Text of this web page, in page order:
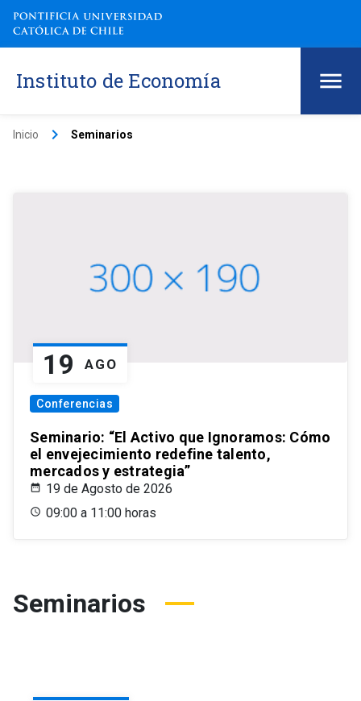
Instituto de Economía
Inicio keyboard_arrow_right Seminarios
19 AGO
Conferencias
Seminario: “El Activo que Ignoramos: Cómo
el envejecimiento redefine talento,
mercados y estrategia”
19 de Agosto de 2026
09:00 a 11:00 horas
Seminarios